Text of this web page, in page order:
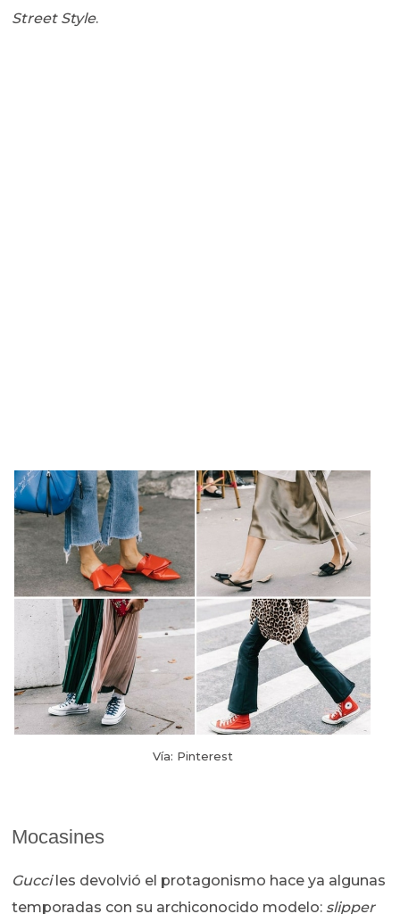
Street Style.
Vía: Pinterest
Mocasines
Gucciles devolvió el protagonismo hace ya algunas
temporadas con su archiconocido modelo: slipper